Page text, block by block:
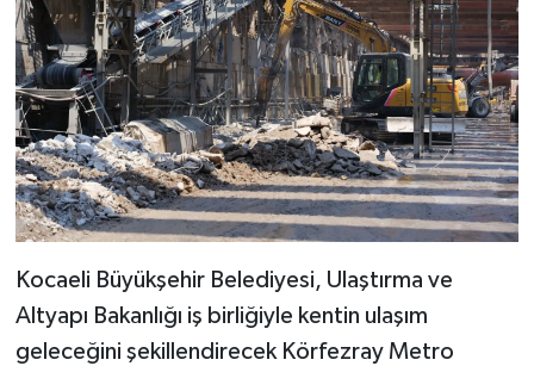
Kocaeli Büyükşehir Belediyesi, Ulaştırma ve
Altyapı Bakanlığı iş birliğiyle kentin ulaşım
geleceğini şekillendirecek Körfezray Metro